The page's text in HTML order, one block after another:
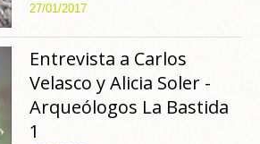
27/01/2017
Entrevista a Carlos
Velasco y Alicia Soler -
Arqueólogos La Bastida
1